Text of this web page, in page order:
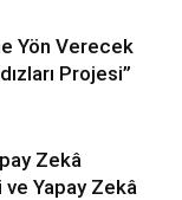
Yön Verecek
Projesi”
Zekâ
Yapay Zekâ